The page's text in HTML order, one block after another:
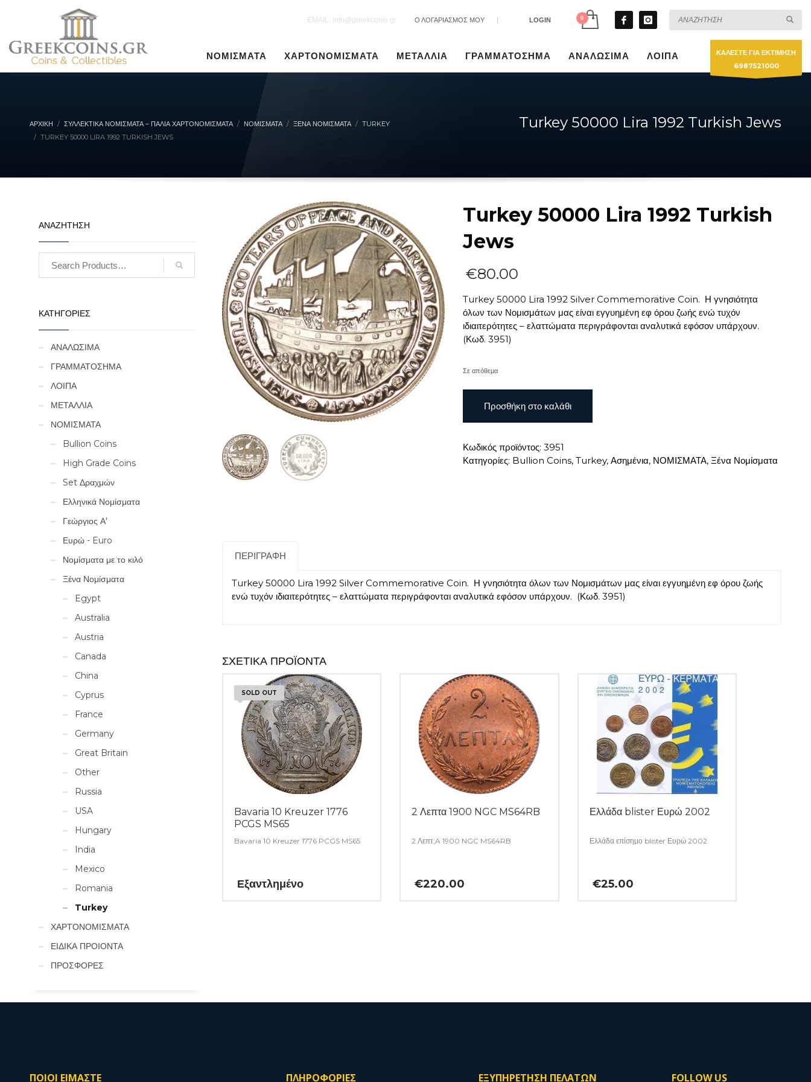
EMAIL: info@greekcoins.gr Ο ΛΟΓΑΡΙΑΣΜΟΣ ΜΟΥ | LOGIN
ΝΟΜΙΣΜΑΤΑ ΧΑΡΤΟΝΟΜΙΣΜΑΤΑ ΜΕΤΑΛΛΙΑ ΓΡΑΜΜΑΤΟΣΗΜΑ ΑΝΑΛΩΣΙΜΑ ΛΟΙΠΑ
ΚΑΛΕΣΤΕ ΓΙΑ ΕΚΤΙΜΗΣΗ
6987521000
ΑΡΧΙΚΉ ΣΥΛΛΕΚΤΙΚΆ ΝΟΜΊΣΜΑΤΑ – ΠΑΛΙΆ ΧΑΡΤΟΝΟΜΊΣΜΑΤΑ ΝΟΜΙΣΜΑΤΑ ΞΈΝΑ ΝΟΜΊΣΜΑΤΑ
TURKEY
TURKEY 50000 LIRA 1992 TURKISH JEWS
Turkey 50000 Lira 1992 Turkish Jews
Turkey 50000 Lira 1992 Turkish
Jews
€80.00
Turkey 50000 Lira 1992 Silver Commemorative Coin. Η γνησιότητα
όλων των Νομισμάτων μας είναι εγγυημένη εφ όρου ζωής ενώ τυχόν
ιδιαιτερότητες – ελαττώματα περιγράφονται αναλυτικά εφόσον υπάρχουν.
(Κωδ. 3951)
Σε απόθεμα
50000
Lira
Turkish
Jews
Προσθήκη στο καλάθι
Κωδικός προϊόντος: 3951
Κατηγορίες: Bullion Coins, Turkey, Ασημένια, ΝΟΜΙΣΜΑΤΑ, Ξένα Νομίσματα
ΠΕΡΙΓΡΑΦΉ
Turkey 50000 Lira 1992 Silver Commemorative Coin. Η γνησιότητα όλων των Νομισμάτων μας είναι εγγυημένη εφ όρου ζωής
ενώ τυχόν ιδιαιτερότητες – ελαττώματα περιγράφονται αναλυτικά εφόσον υπάρχουν. (Κωδ. 3951)
ΣΧΕΤΙΚΆ ΠΡΟΪΌΝΤΑ
SOLD OUT
Bavaria 10 Kreuzer 1776
PCGS MS65
Bavaria 10 Kreuzer 1776 PCGS MS65
Εξαντλημένο
2 Λεπτα 1900 NGC MS64RB
2 Λεπτ;A 1900 NGC MS64RB
€220.00
Ελλάδα blister Ευρώ 2002
Ελλάδα επίσημο blister Ευρώ 2002
€25.00
ΑΝΑΖΗΤΗΣΗ
ΚΑΤΗΓΟΡΙΕΣ
ΑΝΑΛΩΣΙΜΑ
ΓΡΑΜΜΑΤΟΣΗΜΑ
ΛΟΙΠΑ
ΜΕΤΑΛΛΙΑ
ΝΟΜΙΣΜΑΤΑ
Bullion Coins
High Grade Coins
Set Δραχμών
Ελληνικά Νομίσματα
Γεώργιος Α'
Ευρώ - Euro
Νομίσματα με το κιλό
Ξένα Νομίσματα
Egypt
Australia
Austria
Canada
China
Cyprus
France
Germany
Great Britain
Other
Russia
USA
Hungary
India
Mexico
Romania
Turkey
ΧΑΡΤΟΝΟΜΙΣΜΑΤΑ
ΕΙΔΙΚΑ ΠΡΟΙΟΝΤΑ
ΠΡΟΣΦΟΡΕΣ
ΠΟΙΟΙ ΕΙΜΑΣΤΕ ΠΛΗΡΟΦΟΡΙΕΣ ΕΞΥΠΗΡΕΤΗΣΗ ΠΕΛΑΤΩΝ FOLLOW US